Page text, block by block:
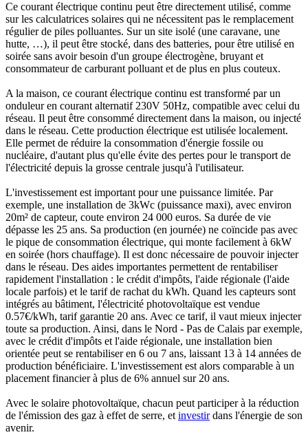
Ce courant électrique continu peut être directement utilisé, comme
sur les calculatrices solaires qui ne nécessitent pas le remplacement
régulier de piles polluantes. Sur un site isolé (une caravane, une
hutte, …), il peut être stocké, dans des batteries, pour être utilisé en
soirée sans avoir besoin d'un groupe électrogène, bruyant et
consommateur de carburant polluant et de plus en plus couteux.
A la maison, ce courant électrique continu est transformé par un
onduleur en courant alternatif 230V 50Hz, compatible avec celui du
réseau. Il peut être consommé directement dans la maison, ou injecté
dans le réseau. Cette production électrique est utilisée localement.
Elle permet de réduire la consommation d'énergie fossile ou
nucléaire, d'autant plus qu'elle évite des pertes pour le transport de
l'électricité depuis la grosse centrale jusqu'à l'utilisateur.
L'investissement est important pour une puissance limitée. Par
exemple, une installation de 3kWc (puissance maxi), avec environ
20m² de capteur, coute environ 24 000 euros. Sa durée de vie
dépasse les 25 ans. Sa production (en journée) ne coïncide pas avec
le pique de consommation électrique, qui monte facilement à 6kW
en soirée (hors chauffage). Il est donc nécessaire de pouvoir injecter
dans le réseau. Des aides importantes permettent de rentabiliser
rapidement l'installation : le crédit d'impôts, l'aide régionale (l'aide
locale parfois) et le tarif de rachat du kWh. Quand les capteurs sont
intégrés au bâtiment, l'électricité photovoltaïque est vendue
0.57€/kWh, tarif garantie 20 ans. Avec ce tarif, il vaut mieux injecter
toute sa production. Ainsi, dans le Nord - Pas de Calais par exemple,
avec le crédit d'impôts et l'aide régionale, une installation bien
orientée peut se rentabiliser en 6 ou 7 ans, laissant 13 à 14 années de
production bénéficiaire. L'investissement est alors comparable à un
placement financier à plus de 6% annuel sur 20 ans.
Avec le solaire photovoltaïque, chacun peut participer à la réduction
de l'émission des gaz à effet de serre, etinvestirdans l'énergie de son
avenir.